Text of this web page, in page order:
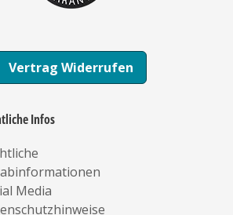
Vertrag Widerrufen
Infos
Media